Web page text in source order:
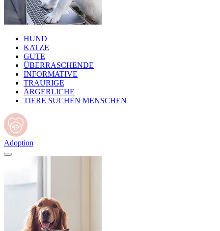
HUND
KATZE
GUTE
ÜBERRASCHENDE
INFORMATIVE
TRAURIGE
ÄRGERLICHE
TIERE SUCHEN MENSCHEN
Adoption